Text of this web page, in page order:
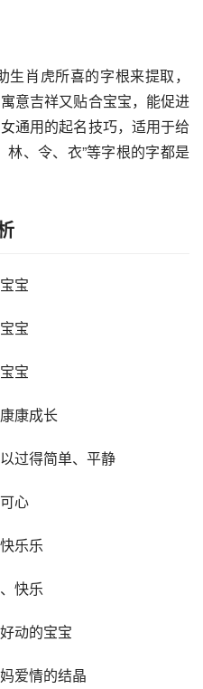
肖虎所喜的字根来提取，
意吉祥又贴合宝宝，能促进
通用的起名技巧，适用于给
林、令、衣”等字根的字都是
宝
宝
宝
康成长
过得简单、平静
心
乐乐
快乐
动的宝宝
爱情的结晶